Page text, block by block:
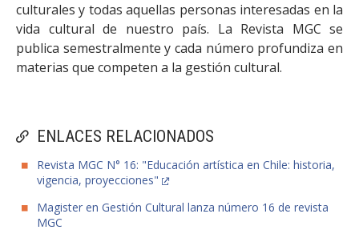
ENLACES RELACIONADOS
Revista MGC N° 16: "Educación artística en Chile: historia,
vigencia, proyecciones"
Magister en Gestión Cultural lanza número 16 de revista
MGC
culturales y todas aquellas personas interesadas en la
vida cultural de nuestro país. La Revista MGC se
publica semestralmente y cada número profundiza en
materias que competen a la gestión cultural.